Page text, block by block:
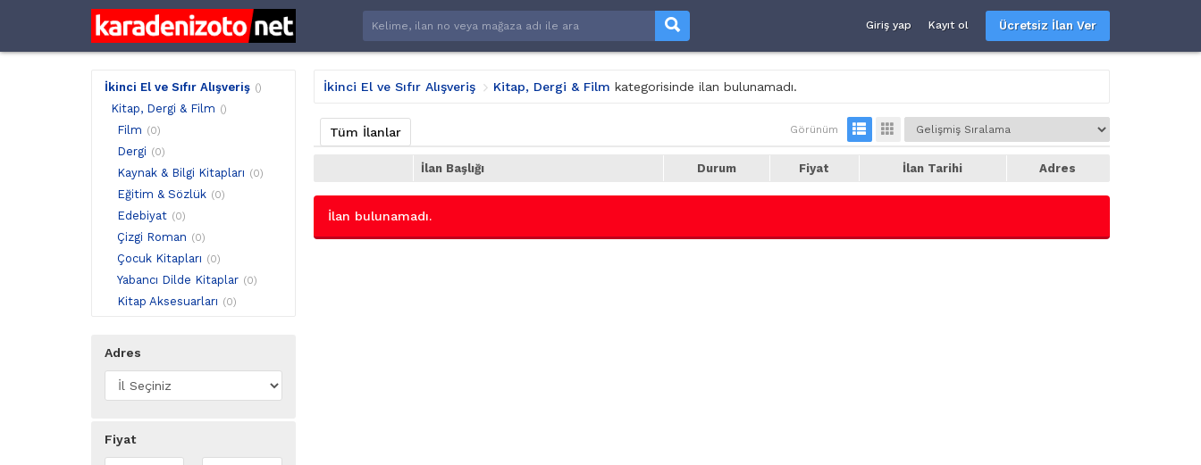
Giriş yap Kayıt ol Ücretsiz İlan Ver
İkinci El ve Sıfır Alışveriş ()
Kitap, Dergi & Film ()
Film (0)
Dergi (0)
Kaynak & Bilgi Kitapları (0)
Eğitim & Sözlük (0)
Edebiyat (0)
Çizgi Roman (0)
Çocuk Kitapları (0)
Yabancı Dilde Kitaplar (0)
Kitap Aksesuarları (0)
Adres
Fiyat
İkinci El ve Sıfır Alışveriş Kitap, Dergi & Film kategorisinde ilan bulunamadı.
Tüm İlanlar Görünüm
İlan Başlığı Durum Fiyat İlan Tarihi Adres
İlan bulunamadı.